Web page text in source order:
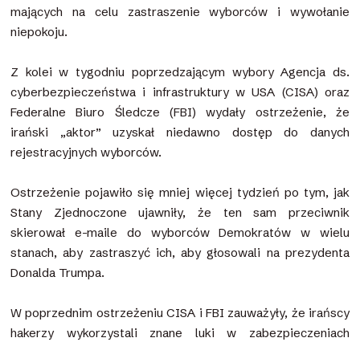
mających na celu zastraszenie wyborców i wywołanie
niepokoju.
Z kolei w tygodniu poprzedzającym wybory Agencja ds.
cyberbezpieczeństwa i infrastruktury w USA (CISA) oraz
Federalne Biuro Śledcze (FBI) wydały ostrzeżenie, że
irański „aktor” uzyskał niedawno dostęp do danych
rejestracyjnych wyborców.
Ostrzeżenie pojawiło się mniej więcej tydzień po tym, jak
Stany Zjednoczone ujawniły, że ten sam przeciwnik
skierował e-maile do wyborców Demokratów w wielu
stanach, aby zastraszyć ich, aby głosowali na prezydenta
Donalda Trumpa.
W poprzednim ostrzeżeniu CISA i FBI zauważyły, że irańscy
hakerzy wykorzystali znane luki w zabezpieczeniach